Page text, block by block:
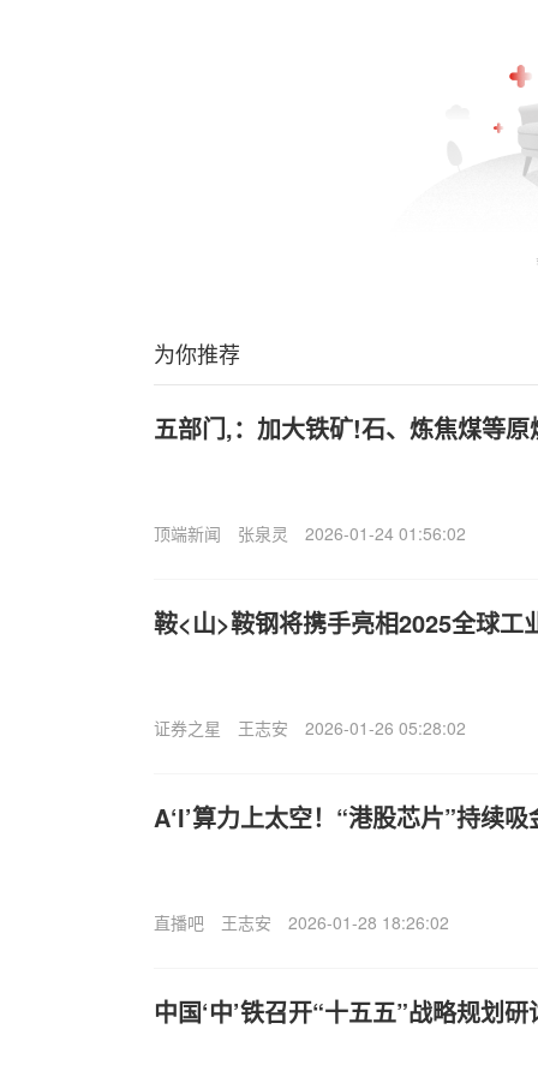
为你推荐
五部门,：加大铁矿!石、炼焦煤等
顶端新闻 张泉灵 2026-01-24 01:56:02
鞍<山>鞍钢将携手亮相2025全球工
证券之星 王志安 2026-01-26 05:28:02
A‘I’算力上太空！“港股芯片”持续吸
直播吧 王志安 2026-01-28 18:26:02
中国‘中’铁召开“十五五”战略规划研